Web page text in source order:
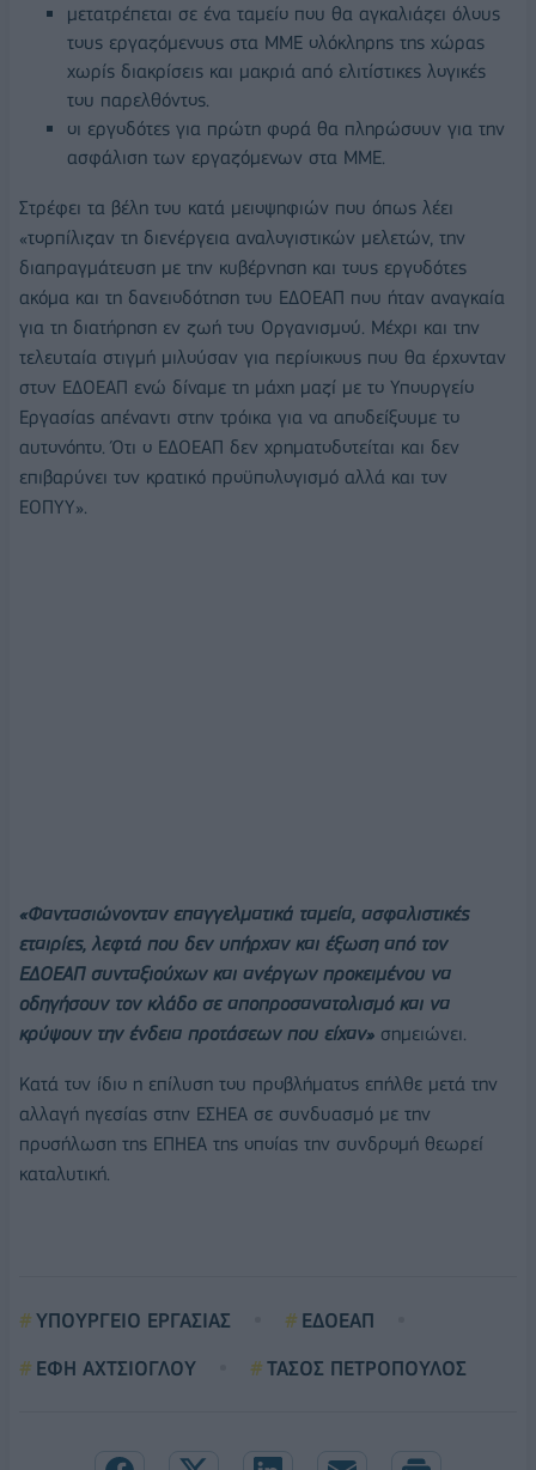
μετατρέπεται σε ένα ταμείο που θα αγκαλιάζει όλους
τους εργαζόμενους στα ΜΜΕ ολόκληρης της χώρας
χωρίς διακρίσεις και μακριά από ελιτίστικες λογικές
του παρελθόντος.
οι εργοδότες για πρώτη φορά θα πληρώσουν για την
ασφάλιση των εργαζόμενων στα ΜΜΕ.
Στρέφει τα βέλη του κατά μειοψηφιών που όπως λέει
«τορπίλιζαν τη διενέργεια αναλογιστικών μελετών, την
διαπραγμάτευση με την κυβέρνηση και τους εργοδότες
ακόμα και τη δανειοδότηση του ΕΔΟΕΑΠ που ήταν αναγκαία
για τη διατήρηση εν ζωή του Οργανισμού. Μέχρι και την
τελευταία στιγμή μιλούσαν για περίοικους που θα έρχονταν
στον ΕΔΟΕΑΠ ενώ δίναμε τη μάχη μαζί με το Υπουργείο
Εργασίας απέναντι στην τρόικα για να αποδείξουμε το
αυτονόητο. Ότι ο ΕΔΟΕΑΠ δεν χρηματοδοτείται και δεν
επιβαρύνει τον κρατικό προϋπολογισμό αλλά και τον
ΕΟΠΥΥ».
«Φαντασιώνονταν επαγγελματικά ταμεία, ασφαλιστικές
εταιρίες, λεφτά που δεν υπήρχαν και έξωση από τον
ΕΔΟΕΑΠ συνταξιούχων και ανέργων προκειμένου να
οδηγήσουν τον κλάδο σε αποπροσανατολισμό και να
κρύψουν την ένδεια προτάσεων που είχαν» σημειώνει.
Κατά τον ίδιο η επίλυση του προβλήματος επήλθε μετά την
αλλαγή ηγεσίας στην ΕΣΗΕΑ σε συνδυασμό με την
προσήλωση της ΕΠΗΕΑ της οποίας την συνδρομή θεωρεί
καταλυτική.
ΥΠΟΥΡΓΕΙΟ ΕΡΓΑΣΙΑΣ
ΕΔΟΕΑΠ
ΕΦΗ ΑΧΤΣΙΟΓΛΟΥ
ΤΑΣΟΣ ΠΕΤΡΟΠΟΥΛΟΣ